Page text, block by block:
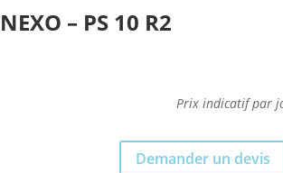
NEXO – PS 10 R2
Prix indicatif par
Demander un devis